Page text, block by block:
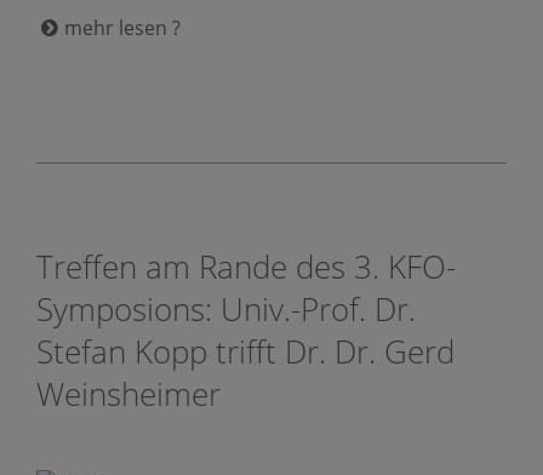
mehr lesen ?
Treffen am Rande des 3. KFO-
Symposions: Univ.-Prof. Dr.
Stefan Kopp trifft Dr. Dr. Gerd
Weinsheimer